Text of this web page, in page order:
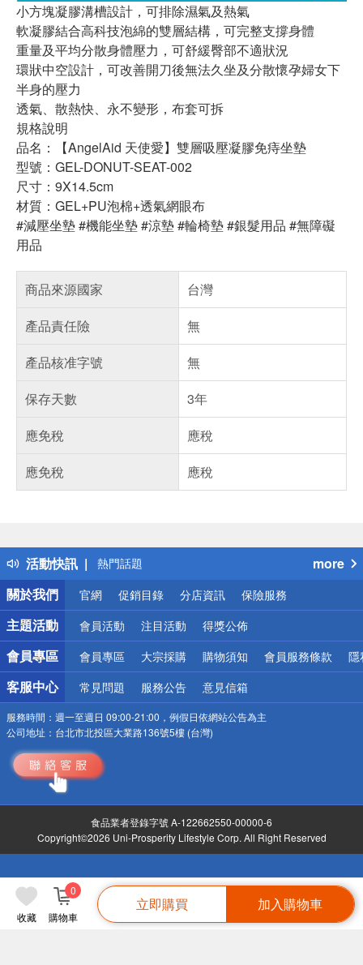
收藏 購物車
0
立即購買 加入購物車
小方塊凝膠溝槽設計，可排除濕氣及熱氣
軟凝膠結合高科技泡綿的雙層結構，可完整支撐身體
重量及平均分散身體壓力，可舒緩臀部不適狀況
環狀中空設計，可改善開刀後無法久坐及分散懷孕婦女下
半身的壓力
透氣、散熱快、永不變形，布套可拆
規格說明
品名：【AngelAid 天使愛】雙層吸壓凝膠免痔坐墊
型號：GEL-DONUT-SEAT-002
尺寸：9X14.5cm
材質：GEL+PU泡棉+透氣網眼布
#減壓坐墊 #機能坐墊 #涼墊 #輪椅墊 #銀髮用品 #無障礙
用品
商品來源國家
台灣
產品責任險
無
產品核准字號
無
保存天數
3年
應免稅
應稅
應免稅
應稅
活動快訊
得獎公告
熱門話題
銀行優惠
偏遠地區配送
詐騙網頁！請小心！
more
關於我們
官網 促銷目錄 分店資訊 保險服務
主題活動 會員活動 注目活動 得獎公佈
會員專區 會員專區 大宗採購 購物須知 會員服務條款 隱
客服中心 常見問題 服務公告 意見信箱
服務時間： 週一至週日 09:00-21:00，例假日依網站公告為主
公司地址： 台北市北投區大業路136號5樓 (台灣)
食品業者登錄字號 A-122662550-00000-6
Copyright©2026 Uni-Prosperity Lifestyle Corp. All Right Reserved